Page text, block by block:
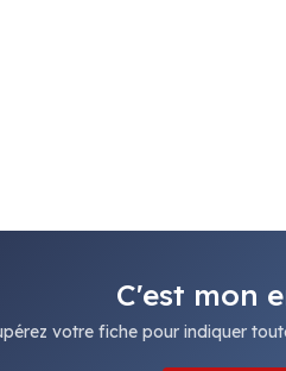
C'est mon
votre fiche pour indiquer